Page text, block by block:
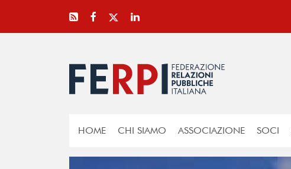
HOME CHI SIAMO ASSOCIAZIONE SOCI